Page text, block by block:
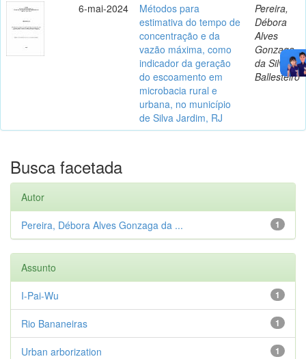
6-mai-2024
Métodos para
estimativa do tempo de
concentração e da
vazão máxima, como
indicador da geração
do escoamento em
microbacia rural e
urbana, no município
de Silva Jardim, RJ
Pereira,
Débora
Alves
Gonzaga
da Silva
Ballesteiro
Busca facetada
Autor
1
Pereira, Débora Alves Gonzaga da ...
Assunto
1
I-Pai-Wu
1
Rio Bananeiras
1
Urban arborization